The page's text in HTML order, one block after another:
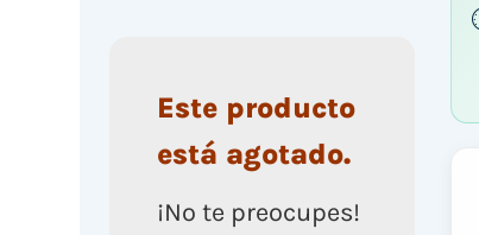
Este producto
está agotado.
¡No te preocupes!